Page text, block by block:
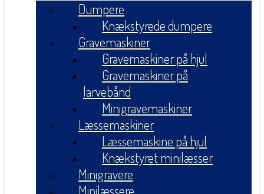
Dumpere
Knækstyrede dumpere
Gravemaskiner
Gravemaskiner på hjul
Gravemaskiner på
larvebånd
Minigravemaskiner
Læssemaskiner
Læssemaskine på hjul
Knækstyret minilæsser
Minigravere
Minilæssere